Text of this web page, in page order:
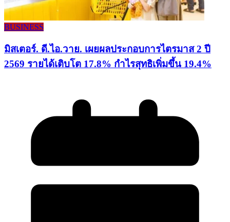
BUSINESS
มิสเตอร์. ดี.ไอ.วาย. เผยผลประกอบการไตรมาส 2 ปี
2569 รายได้เติบโต 17.8% กำไรสุทธิเพิ่มขึ้น 19.4%